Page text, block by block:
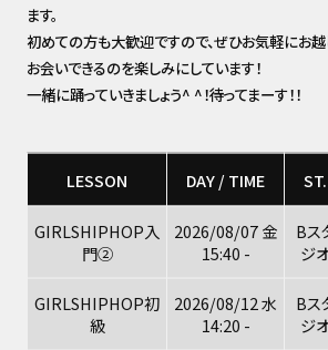
ます。
初めての方も大歓迎ですので、ぜひお気軽にお越
お会いできるのを楽しみにしています！
一緒に踊っていきましょう^ ^！待ってまーす！！
LESSON DAY / TIME ST.
GIRLSHIPHOP入
門②
2026/08/07 金
15:40 -
Bス
ジ
GIRLSHIPHOP初
級
2026/08/12 水
14:20 -
Bス
ジ